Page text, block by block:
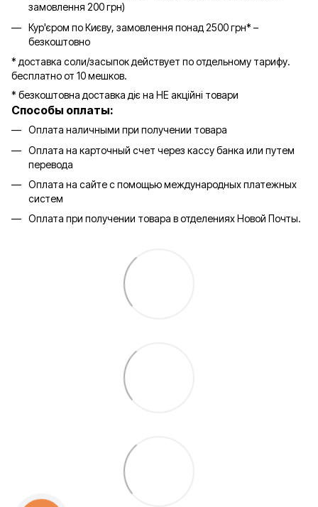
замовлення 200 грн)
Кур'єром по Києву, замовлення понад 2500 грн* –
безкоштовно
* доставка соли/засыпок действует по отдельному тарифу.
бесплатно от 10 мешков.
* безкоштовна доставка діє на НЕ акційні товари
Способы оплаты:
Оплата наличными при получении товара
Оплата на карточный счет через кассу банка или путем
перевода
Оплата на сайте с помощью международных платежных
систем
Оплата при получении товара в отделениях Новой Почты.